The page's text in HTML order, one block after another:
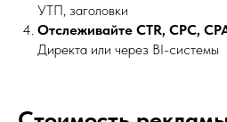
УТП, заголовки
Отслеживайте CTR, CPC,
Директа или через BI-системы